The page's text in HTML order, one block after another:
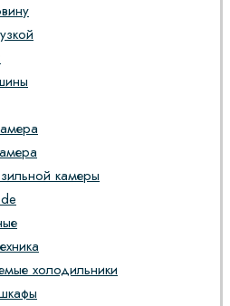
камеры
холодильники